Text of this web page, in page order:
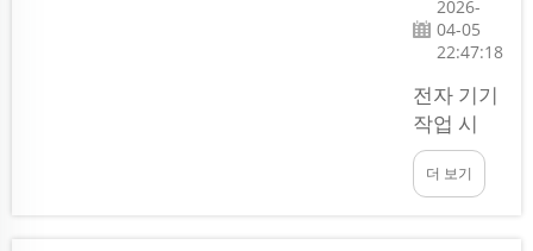
수 있도록
해줍니다.
만약 원하
신다면 ...
2026-
04-05
22:47:18
전자 기기
작업 시
"케이블
어셈블
더 보기